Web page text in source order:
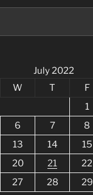
July 2022
W T F
1
6 7 8
13 14 15
20 21 22
27 28 29